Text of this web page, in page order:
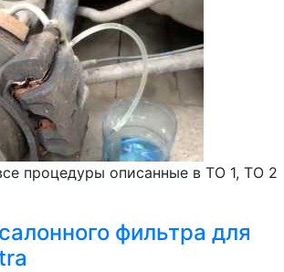
процедуры описанные в ТО 1, ТО 2
фильтра для